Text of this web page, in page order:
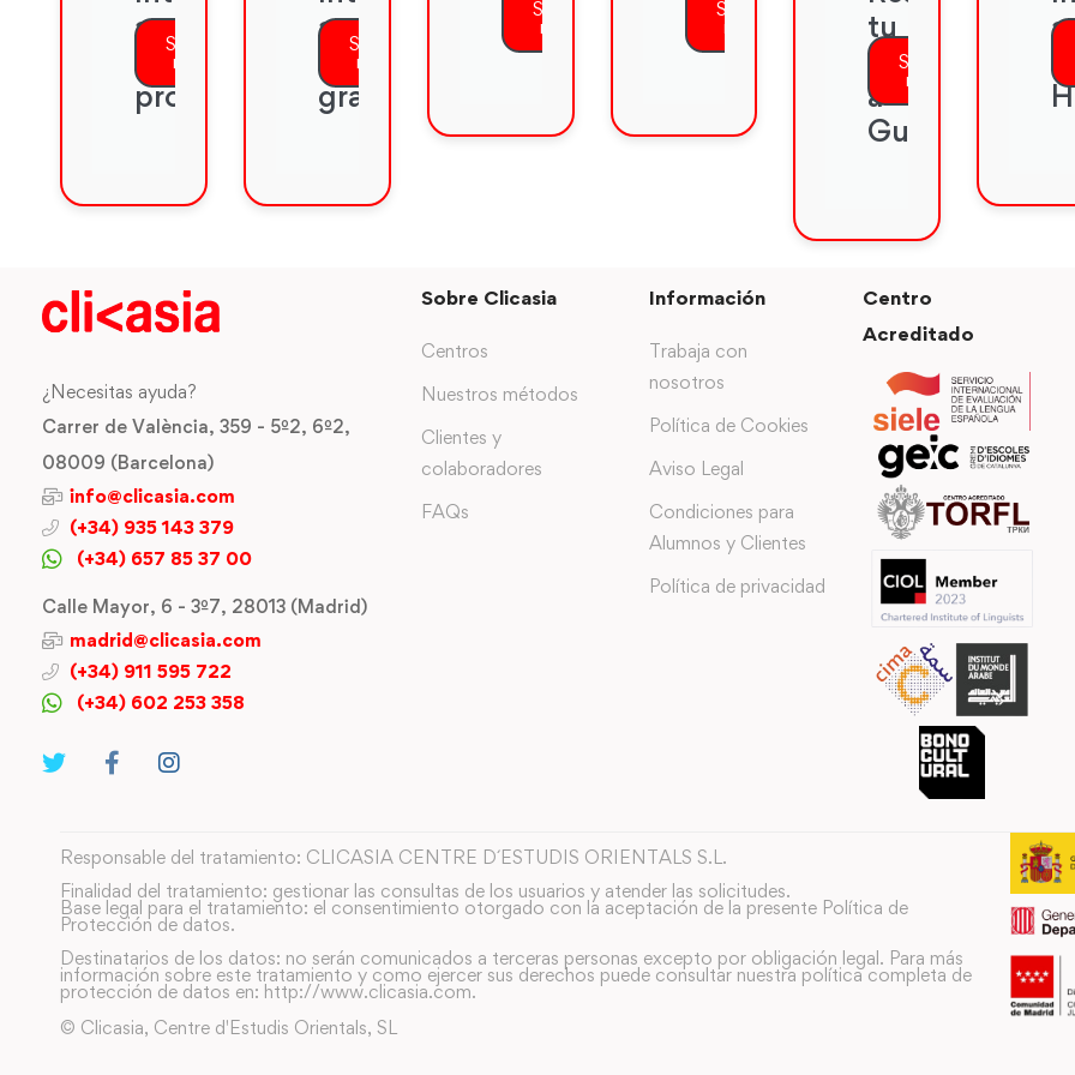
a
pronunciación
Saber
más
a
gramática
Saber
más
conversacional
Saber
más
avanzada
Saber
más
tu
viaje
a
Guiyang
Saber
más
a
¿Necesitas ayuda?
Carrer de València, 359 - 5º2, 6º2,
08009 (Barcelona)
info@clicasia.com
(+34) 935 143 379
(+34) 657 85 37 00
Calle Mayor, 6 - 3º7, 28013 (Madrid)
madrid@clicasia.com
(+34) 911 595 722
(+34) 602 253 358
Sobre Clicasia
Centros
Nuestros métodos
Clientes y
colaboradores
FAQs
Información
Trabaja con
nosotros
Política de Cookies
Aviso Legal
Condiciones para
Alumnos y Clientes
Política de privacidad
Centro
Acreditado
Responsable del tratamiento: CLICASIA CENTRE D´ESTUDIS ORIENTALS S.L.
Finalidad del tratamiento: gestionar las consultas de los usuarios y atender las solicitudes.
Base legal para el tratamiento: el consentimiento otorgado con la aceptación de la presente Política de
Protección de datos.
Destinatarios de los datos: no serán comunicados a terceras personas excepto por obligación legal. Para más
información sobre este tratamiento y como ejercer sus derechos puede consultar nuestra política completa de
protección de datos en: http://www.clicasia.com.
© Clicasia, Centre d'Estudis Orientals, SL